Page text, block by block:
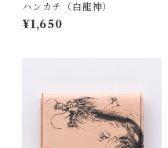
ハンカチ（白龍神）
¥1,650